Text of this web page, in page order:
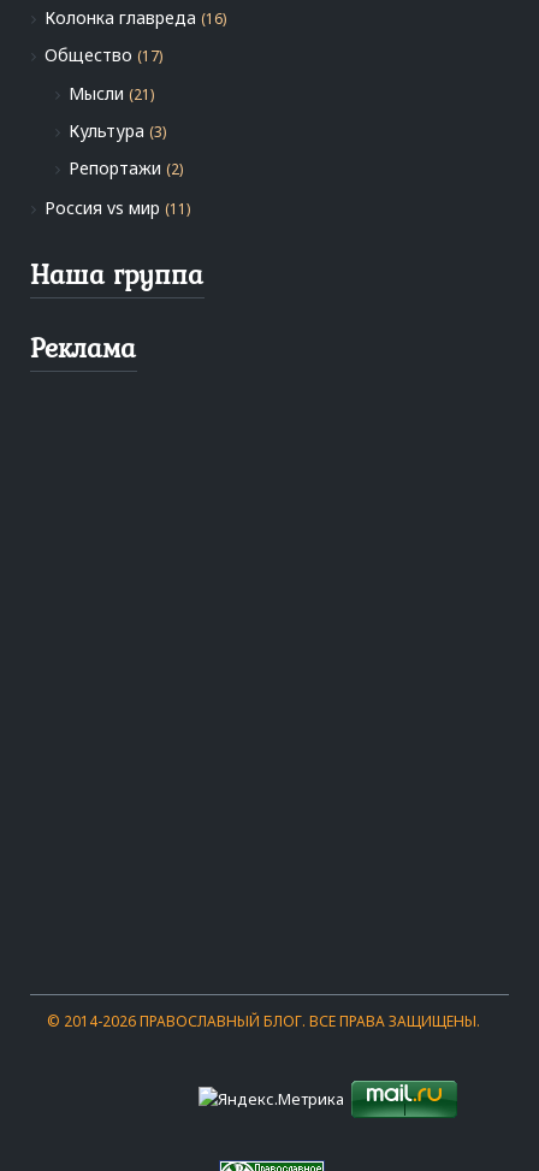
Колонка главреда (16)
Общество (17)
Мысли (21)
Культура (3)
Репортажи (2)
Россия vs мир (11)
Наша группа
Реклама
© 2014-2026 ПРАВОСЛАВНЫЙ БЛОГ. ВСЕ ПРАВА ЗАЩИЩЕНЫ.